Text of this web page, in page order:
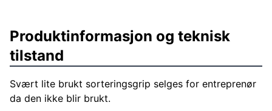
Produktinformasjon og teknisk
tilstand
Svært lite brukt sorteringsgrip selges for entreprenør
da den ikke blir brukt.